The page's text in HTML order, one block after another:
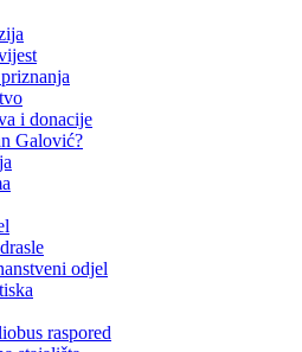
i donacije
Galović?
odjel
raspored